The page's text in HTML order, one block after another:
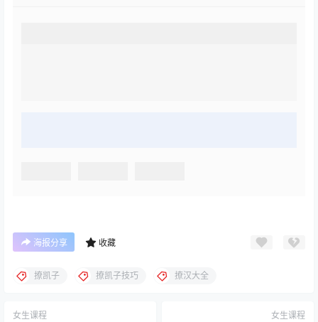
海报分享 收藏
撩凯子 撩凯子技巧 撩汉大全
女生课程 女生课程